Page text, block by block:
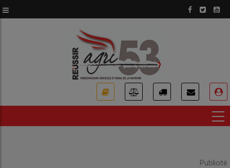
au
Publicité